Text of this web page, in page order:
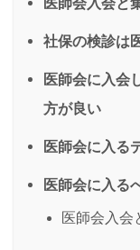
社保の検診は
医師会に入会
方が良い
医師会に入る
医師会に入る
医師会入会